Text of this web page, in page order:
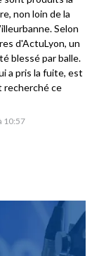
10:57
non loin de la
Selon
d'ActuLyon, un
blessé par balle.
a pris la fuite, est
recherché ce